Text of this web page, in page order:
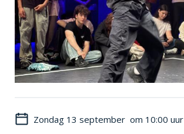
Zondag 13 september om 10:00 uur